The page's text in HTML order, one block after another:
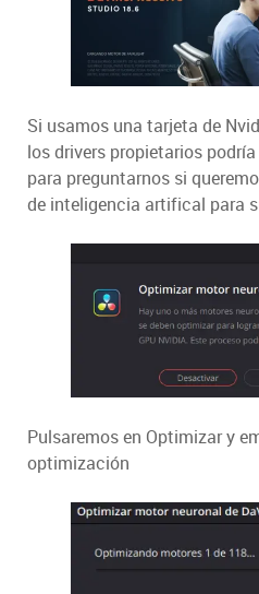
Si usamos una tarjeta de
los drivers propietarios
para preguntarnos si
de inteligencia artifical para
Pulsaremos en Optimizar y
optimización